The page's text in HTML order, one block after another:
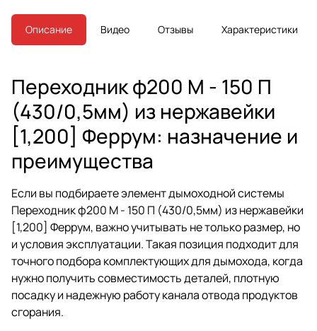
Описание Видео Отзывы Характеристики
Переходник ф200 М - 150 П
(430/0,5мм) из нержавейки
[1,200] Феррум: назначение и
преимущества
Если вы подбираете элемент дымоходной системы
Переходник ф200 М - 150 П (430/0,5мм) из нержавейки
[1,200] Феррум, важно учитывать не только размер, но
и условия эксплуатации. Такая позиция подходит для
точного подбора комплектующих для дымохода, когда
нужно получить совместимость деталей, плотную
посадку и надежную работу канала отвода продуктов
сгорания.